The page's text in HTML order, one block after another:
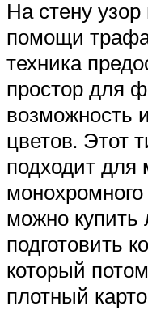
На стену
помощи
техника
простор для
возможность
цветов. Этот
подходит для
можно купить
подготовить
который
плотный